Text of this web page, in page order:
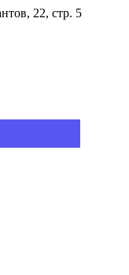
22, стр. 5